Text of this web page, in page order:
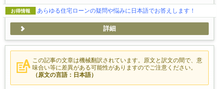
お得情報 あらゆる住宅ローンの疑問や悩みに日本語でお答えします！
詳細
この記事の文章は機械翻訳されています。原文と訳文の間で、意
味合い等に差異がある可能性がありますのでご注意ください。
（原文の言語：日本語）